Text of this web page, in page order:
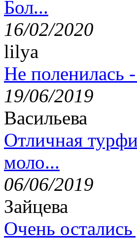
Бол...
16/02/2020
lilya
Не поленилась
19/06/2019
Васильева
Отличная
моло...
06/06/2019
Зайцева
Очень